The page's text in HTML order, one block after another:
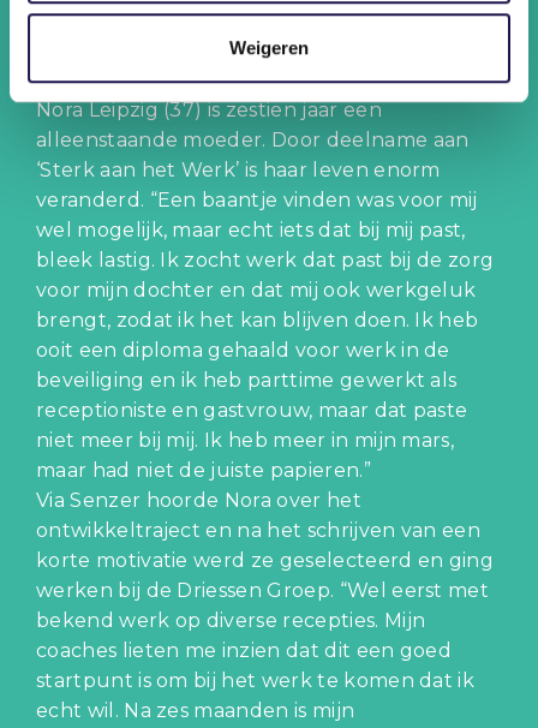
Weigeren
“Nu weet ik écht hoe werkgeluk
Nora Leipzig (37) is zestien jaar een
alleenstaande moeder. Door deelname aan
‘Sterk aan het Werk’ is haar leven enorm
veranderd. “Een baantje vinden was voor mij
wel mogelijk, maar echt iets dat bij mij past,
bleek lastig. Ik zocht werk dat past bij de zorg
voor mijn dochter en dat mij ook werkgeluk
brengt, zodat ik het kan blijven doen. Ik heb
ooit een diploma gehaald voor werk in de
beveiliging en ik heb parttime gewerkt als
receptioniste en gastvrouw, maar dat paste
niet meer bij mij. Ik heb meer in mijn mars,
maar had niet de juiste papieren.”
Via Senzer hoorde Nora over het
ontwikkeltraject en na het schrijven van een
korte motivatie werd ze geselecteerd en ging
werken bij de Driessen Groep. “Wel eerst met
bekend werk op diverse recepties. Mijn
coaches lieten me inzien dat dit een goed
startpunt is om bij het werk te komen dat ik
echt wil. Na zes maanden is mijn